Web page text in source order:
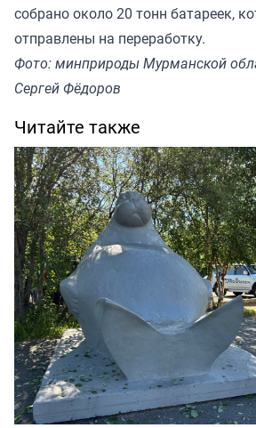
собрано около 20 тонн батареек,
отправлены на переработку.
Фото: минприроды Мурманской
Сергей Фёдоров
Читайте также